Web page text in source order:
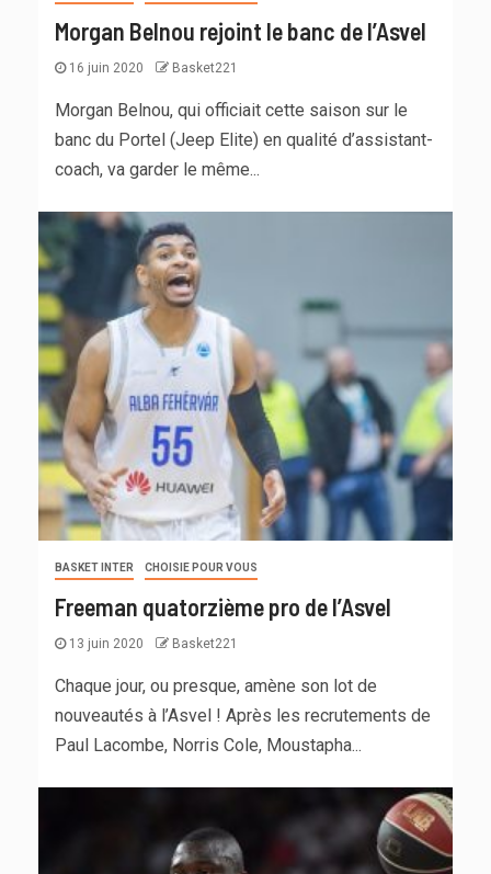
Morgan Belnou rejoint le banc de l’Asvel
16 juin 2020 Basket221
Morgan Belnou, qui officiait cette saison sur le
banc du Portel (Jeep Elite) en qualité d’assistant-
coach, va garder le même...
BASKET INTER CHOISIE POUR VOUS
Freeman quatorzième pro de l’Asvel
13 juin 2020 Basket221
Chaque jour, ou presque, amène son lot de
nouveautés à l’Asvel ! Après les recrutements de
Paul Lacombe, Norris Cole, Moustapha...